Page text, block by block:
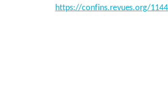
https://confins.revues.org/